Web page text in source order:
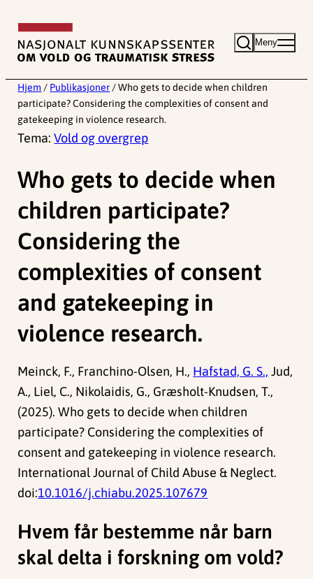
innhold
Meny
Hjem / Publikasjoner / Who gets to decide when children
participate? Considering the complexities of consent and
gatekeeping in violence research.
Tema:Vold og overgrep
Who gets to decide when
children participate?
Considering the
complexities of consent
and gatekeeping in
violence research.
Meinck, F., Franchino-Olsen, H., Hafstad, G. S., Jud,
A., Liel, C., Nikolaidis, G., Græsholt-Knudsen, T.,
(2025). Who gets to decide when children
participate? Considering the complexities of
consent and gatekeeping in violence research.
International Journal of Child Abuse & Neglect.
doi:10.1016/j.chiabu.2025.107679
Hvem får bestemme når barn
skal delta i forskning om vold?